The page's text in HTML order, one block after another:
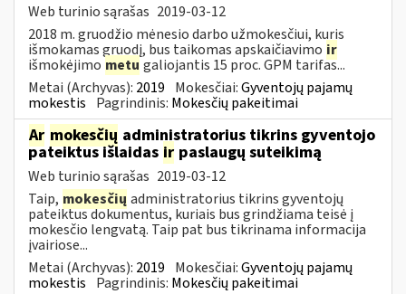
Web turinio sąrašas 2019-03-12
2018 m. gruodžio mėnesio darbo užmokesčiui, kuris
išmokamas gruodį, bus taikomas apskaičiavimo ir
išmokėjimo metu galiojantis 15 proc. GPM tarifas...
Metai (Archyvas): 2019 Mokesčiai:Gyventojų pajamų
mokestis Pagrindinis: Mokesčių pakeitimai
Ar mokesčių administratorius tikrins gyventojo
pateiktus išlaidas ir paslaugų suteikimą
Web turinio sąrašas 2019-03-12
Taip, mokesčių administratorius tikrins gyventojų
pateiktus dokumentus, kuriais bus grindžiama teisė į
mokesčio lengvatą. Taip pat bus tikrinama informacija
įvairiose...
Metai (Archyvas): 2019 Mokesčiai:Gyventojų pajamų
mokestis Pagrindinis: Mokesčių pakeitimai